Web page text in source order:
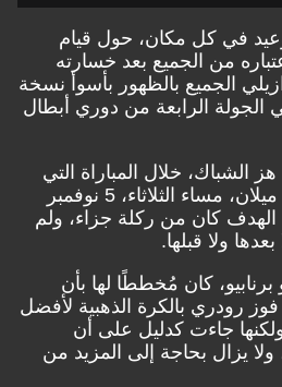
في كل مكان، حول قيام
من الجميع بعد خسارته
الجميع بالظهور بأسوأ نسخة
الجولة الرابعة من دوري أبطال
الشباك، خلال المباراة التي
خسر فيها ريال 3/1 أمام ميلان، مساء الثلاثاء، 5 نوفمبر
الهدف كان من ركلة جزاء، ولم
ولا قبلها.
برنابيو، كان مُخططًا لها بأن
رودري بالكرة الذهبية لأفضل
في العالم 2024، ولكنها جاءت كدليل على أن
يزال بحاجة إلى المزيد من